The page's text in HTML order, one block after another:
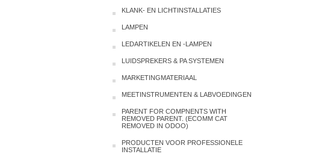
KLANK- EN LICHTINSTALLATIES
LAMPEN
LEDARTIKELEN EN -LAMPEN
LUIDSPREKERS & PA SYSTEMEN
MARKETINGMATERIAAL
MEETINSTRUMENTEN & LABVOEDINGEN
PARENT FOR COMPNENTS WITH
REMOVED PARENT. (ECOMM CAT
REMOVED IN ODOO)
PRODUCTEN VOOR PROFESSIONELE
INSTALLATIE